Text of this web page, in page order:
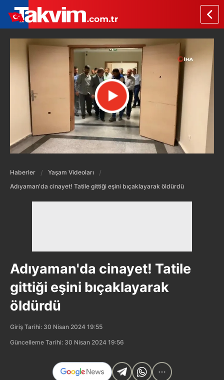
Haberler
Yaşam Videoları
Adıyaman'da cinayet! Tatile gittiği eşini bıçaklayarak öldürdü
Adıyaman'da cinayet! Tatile
gittiği eşini bıçaklayarak
öldürdü
Giriş Tarihi: 30 Nisan 2024 19:55
Güncelleme Tarihi: 30 Nisan 2024 19:56